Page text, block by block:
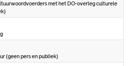
met het DO-overleg culturele
(geen pers en publiek)